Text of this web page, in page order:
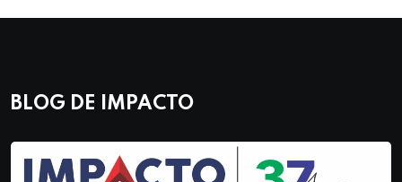
BLOG DE IMPACTO